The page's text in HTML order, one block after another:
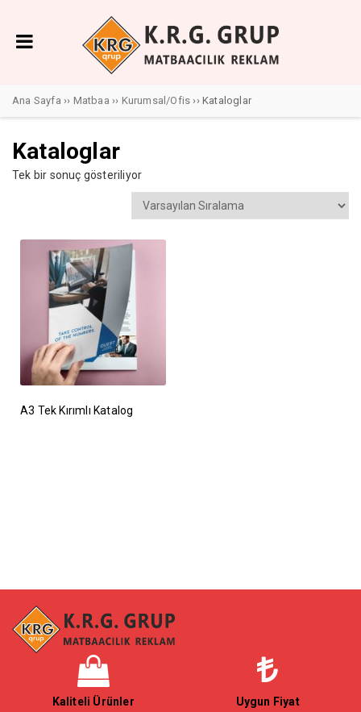
Ana Sayfa ›› Matbaa ›› Kurumsal/Ofis ›› Kataloglar
Kataloglar
Tek bir sonuç gösteriliyor
A3 Tek Kırımlı Katalog
Kaliteli Ürünler
Uygun Fiyat